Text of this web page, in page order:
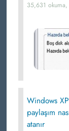
35,631 okuma,
Windows
paylaşım
atanır